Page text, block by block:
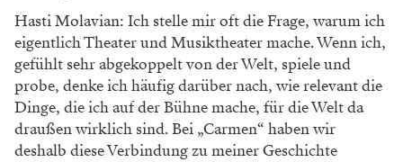
Hasti Molavian: Ich stelle mir oft die Frage, warum ich
eigentlich Theater und Musiktheater mache. Wenn ich,
gefühlt sehr abgekoppelt von der Welt, spiele und
probe, denke ich häufig darüber nach, wie relevant die
Dinge, die ich auf der Bühne mache, für die Welt da
draußen wirklich sind. Bei „Carmen“ haben wir
deshalb diese Verbindung zu meiner Geschichte